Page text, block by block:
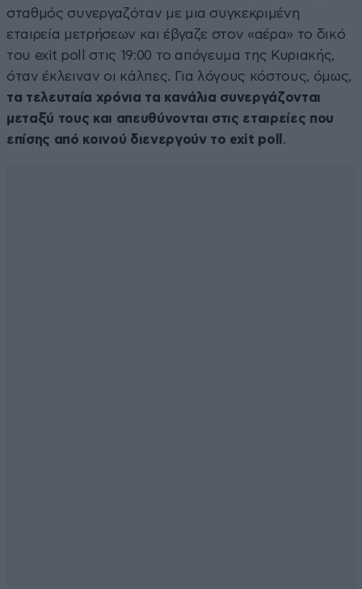
σταθμός συνεργαζόταν με μια συγκεκριμένη
εταιρεία μετρήσεων και έβγαζε στον «αέρα» το δικό
του exit poll στις 19:00 το απόγευμα της Κυριακής,
όταν έκλειναν οι κάλπες. Για λόγους κόστους, όμως,
τα τελευταία χρόνια τα κανάλια συνεργάζονται
μεταξύ τους και απευθύνονται στις εταιρείες που
επίσης από κοινού διενεργούν το exit poll .